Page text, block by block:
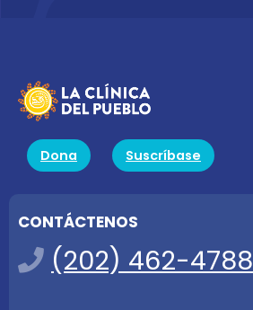
Dona Suscríbase
CONTÁCTENOS
(202) 462-4788